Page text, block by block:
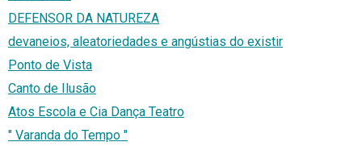
DEFENSOR DA NATUREZA
devaneios, aleatoriedades e angústias do existir
Ponto de Vista
Canto de Ilusão
Atos Escola e Cia Dança Teatro
" Varanda do Tempo "